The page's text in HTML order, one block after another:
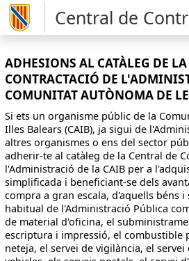
Central de
ADHESIONS AL CATÀLEG DE
CONTRACTACIÓ DE
COMUNITAT AUTÒNOMA DE
Si ets un organisme públic de la
Illes Balears (CAIB), ja sigui de
altres organismes o ens del sector
adherir-te al catàleg de la Central de
l'Administració de la CAIB per a
simplificada i beneficiant-se dels
compra a gran escala, d'aquells béns i
habitual de l'Administració Pública
de material d'oficina, el
escriptura i impressió, el combustible
neteja, el servei de vigilància, el servei